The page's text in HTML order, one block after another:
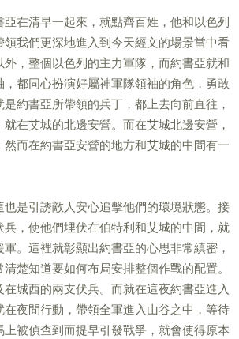
在清早一起來，就點齊百姓，他和以色列
我們更深地進入到今天經文的場景當中看
，整個以色列的主力軍隊，而約書亞就和
都同心扮演好屬神軍隊領袖的角色，勇敢
約書亞所帶領的兵丁，都上去向前直往，
在艾城的北邊安營。而在艾城北邊安營，
而在約書亞安營的地方和艾城的中間有一
是引誘敵人安心追擊他們的環境狀態。接
，使他們埋伏在伯特利和艾城的中間，就
。這裡就彰顯出約書亞的心思非常縝密，
楚知道要如何布局安排整個作戰的配置。
城西的兩支伏兵。而就在這夜約書亞進入
夜間行動，帶領全軍進入山谷之中，等待
被偵查到而提早引發戰爭，就會使得原本